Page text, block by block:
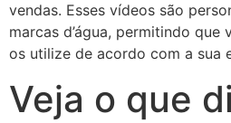
vendas. Esses vídeos são
marcas d’água, permitindo que
os utilize de acordo com a sua
Veja o que